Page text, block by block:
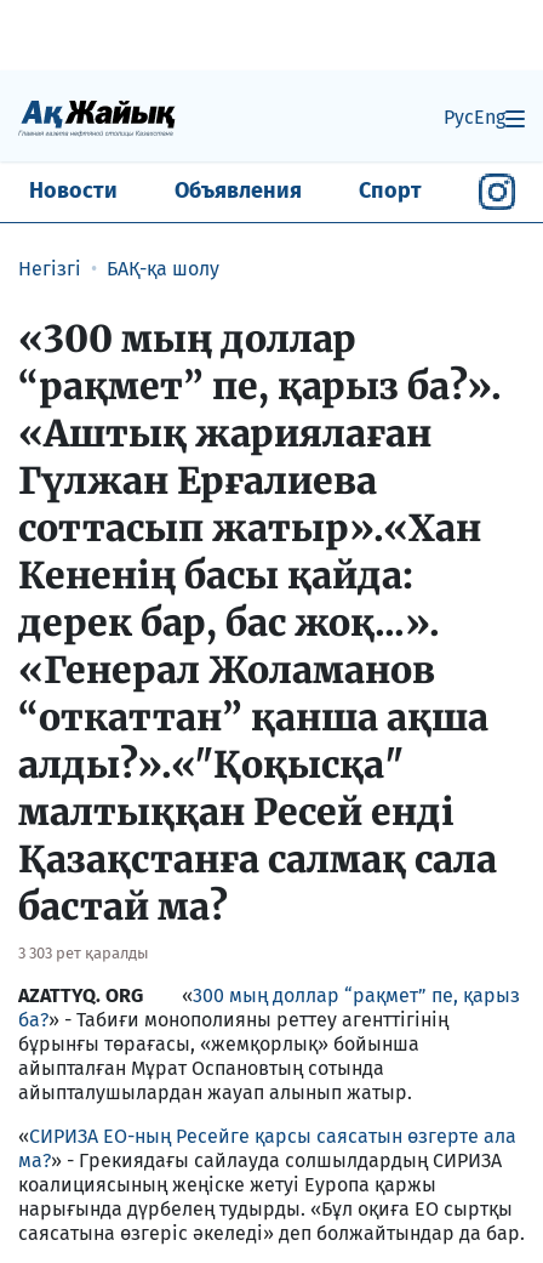
РусEng
Новости Объявления Спорт
Негізгі БАҚ-қа шолу
«300 мың доллар
“рақмет” пе, қарыз ба?».
«Аштық жариялаған
Гүлжан Ерғалиева
соттасып жатыр».«Хан
Кененің басы қайда:
дерек бар, бас жоқ...».
«Генерал Жоламанов
“откаттан” қанша ақша
алды?».«"Қоқысқа"
малтыққан Ресей енді
Қазақстанға салмақ сала
бастай ма?
3 303 рет қаралды
AZATTYQ. ORG «300 мың доллар “рақмет” пе, қарыз
ба?» - Табиғи монополияны реттеу агенттігінің
бұрынғы төрағасы, «жемқорлық» бойынша
айыпталған Мұрат Оспановтың сотында
айыпталушылардан жауап алынып жатыр.
«СИРИЗА ЕО-ның Ресейге қарсы саясатын өзгерте ала
ма?» - Грекиядағы сайлауда солшылдардың СИРИЗА
коалициясының жеңіске жетуі Еуропа қаржы
нарығында дүрбелең тудырды. «Бұл оқиға ЕО сыртқы
саясатына өзгеріс әкеледі» деп болжайтындар да бар.